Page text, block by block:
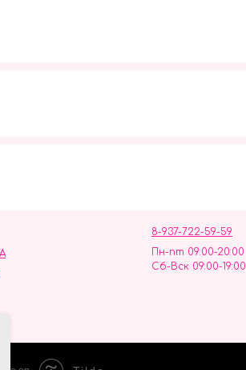
8-937-722-59-59
Пн-пт 09:00-20:00
Сб-Вск 09:00-19:00